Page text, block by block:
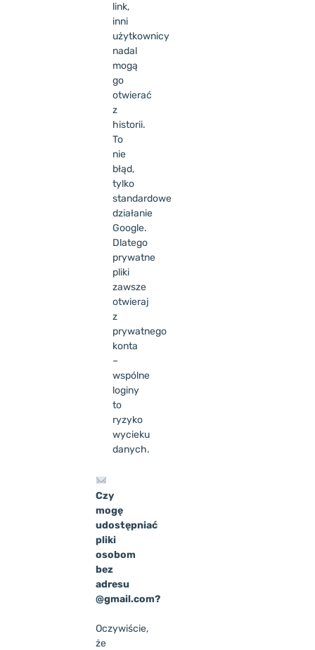
link,
inni
użytkownicy
nadal
mogą
go
otwierać
z
historii.
To
nie
błąd,
tylko
standardowe
działanie
Google.
Dlatego
prywatne
pliki
zawsze
otwieraj
z
prywatnego
konta
–
wspólne
loginy
to
ryzyko
wycieku
danych.
Czy
mogę
udostępniać
pliki
osobom
bez
adresu
@gmail.com?
Oczywiście,
że